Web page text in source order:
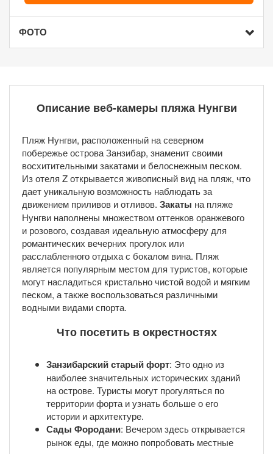
ФОТО
Описание веб-камеры пляжа Нунгви
Пляж Нунгви, расположенный на северном
побережье острова Занзибар, знаменит своими
восхитительными закатами и белоснежным песком.
Из отеля Z открывается живописный вид на пляж, что
дает уникальную возможность наблюдать за
движением приливов и отливов. Закаты на пляже
Нунгви наполнены множеством оттенков оранжевого
и розового, создавая идеальную атмосферу для
романтических вечерних прогулок или
расслабленного отдыха с бокалом вина. Пляж
является популярным местом для туристов, которые
могут насладиться кристально чистой водой и мягким
песком, а также воспользоваться различными
водными видами спорта.
Что посетить в окрестностях
Занзибарский старый форт: Это одно из
наиболее значительных исторических зданий
на острове. Туристы могут прогуляться по
территории форта и узнать больше о его
истории и архитектуре.
Сады Фородани: Вечером здесь открывается
рынок еды, где можно попробовать местные